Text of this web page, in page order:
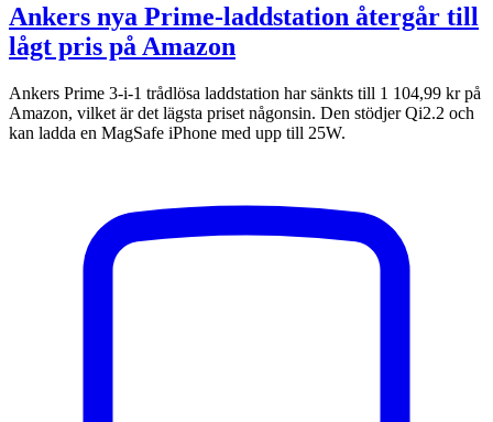
Ankers nya Prime-laddstation återgår till
lågt pris på Amazon
Ankers Prime 3-i-1 trådlösa laddstation har sänkts till 1 104,99 kr på
Amazon, vilket är det lägsta priset någonsin. Den stödjer Qi2.2 och
kan ladda en MagSafe ‌iPhone‌ med upp till 25W.